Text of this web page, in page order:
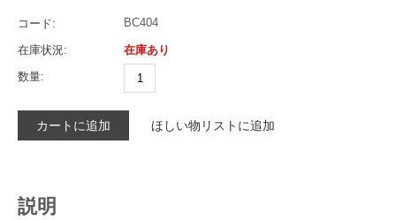
コード: BC404
在庫状況:
在庫あり
数量:
カートに追加 ほしい物リストに追加
説明